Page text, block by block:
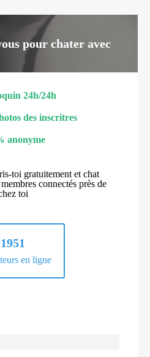
pour chater avec
24h/24h
des inscritres
anonyme
toi gratuitement et chat
connectés près de
toi
1951
en ligne